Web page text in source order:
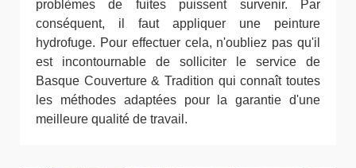
problèmes de fuites puissent survenir. Par
conséquent, il faut appliquer une peinture
hydrofuge. Pour effectuer cela, n'oubliez pas qu'il
est incontournable de solliciter le service de
Basque Couverture & Tradition qui connaît toutes
les méthodes adaptées pour la garantie d'une
meilleure qualité de travail.